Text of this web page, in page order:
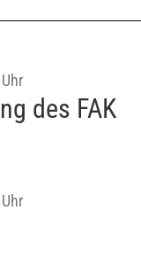
des FAK